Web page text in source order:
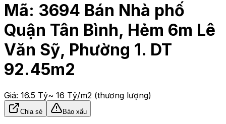
Mã: 3694 Bán Nhà phố
Quận Tân Bình, Hẻm 6m Lê
Văn Sỹ, Phường 1. DT
92.45m2
Giá: 16.5 Tỷ~ 16 Tỷ/m2 (thương lượng)
Chia sẻ Báo xấu